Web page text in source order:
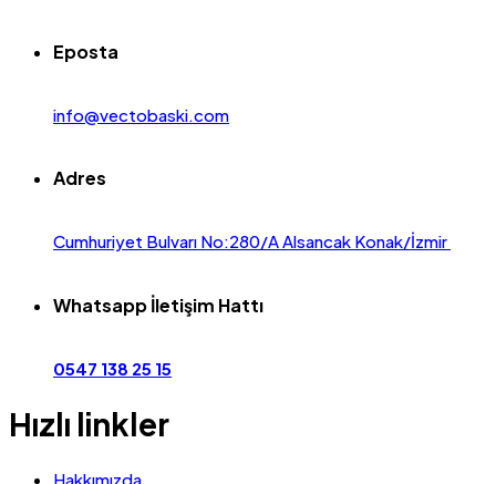
Eposta
info@vectobaski.com
Adres
Cumhuriyet Bulvarı No:280/A Alsancak Konak/İzmir
Whatsapp İletişim Hattı
0547 138 25 15
Hızlı linkler
Hakkımızda